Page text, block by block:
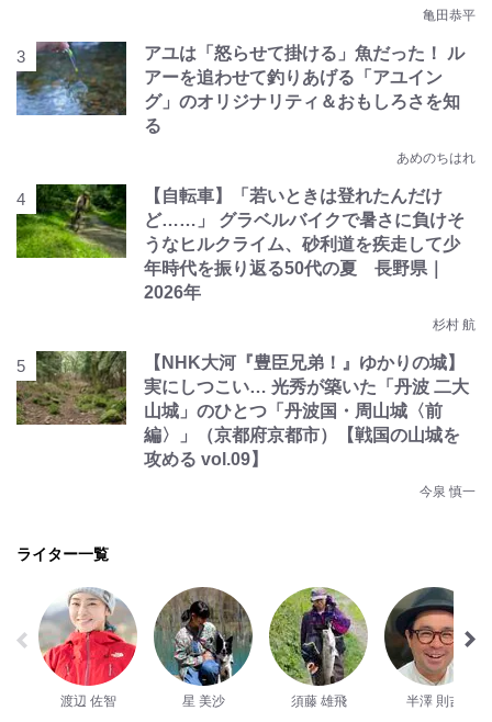
亀田恭平
アユは「怒らせて掛ける」魚だった！ ル
アーを追わせて釣りあげる「アユイン
グ」のオリジナリティ＆おもしろさを知
る
あめのちはれ
【自転車】「若いときは登れたんだけ
ど……」 グラベルバイクで暑さに負けそ
うなヒルクライム、砂利道を疾走して少
年時代を振り返る50代の夏 長野県｜
2026年
杉村 航
【NHK大河『豊臣兄弟！』ゆかりの城】
実にしつこい… 光秀が築いた「丹波 二大
山城」のひとつ「丹波国・周山城〈前
編〉」（京都府京都市）【戦国の山城を
攻める vol.09】
今泉 慎一
ライター一覧
渡辺 佐智 星 美沙 須藤 雄飛 半澤 則吉